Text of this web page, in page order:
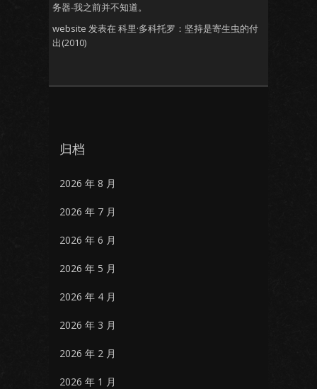
务器-我之前并不知道。
website 发表在 科里·多科托罗：坚持是寄生虫的付
出(2010)
归档
2026 年 8 月
2026 年 7 月
2026 年 6 月
2026 年 5 月
2026 年 4 月
2026 年 3 月
2026 年 2 月
2026 年 1 月